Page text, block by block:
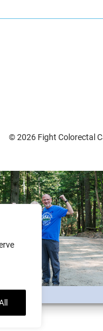
© 2026 Fight Colorectal